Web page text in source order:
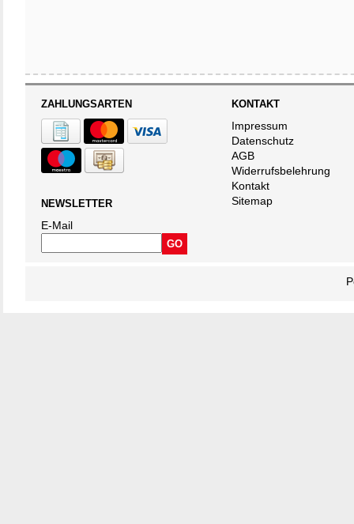
ZAHLUNGSARTEN
NEWSLETTER
E-Mail
KONTAKT
Impressum
Datenschutz
AGB
Widerrufsbelehrung
Kontakt
Sitemap